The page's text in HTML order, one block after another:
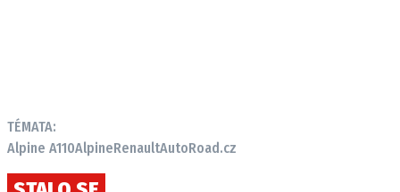
TÉMATA:
Alpine A110AlpineRenaultAutoRoad.cz